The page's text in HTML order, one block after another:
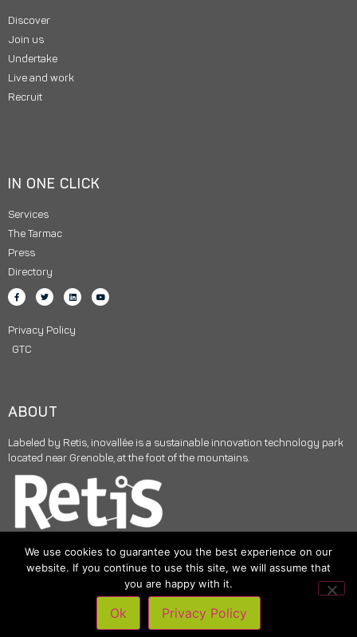
Discover
Join us
Undertake
Live and work
Recruit
IN ONE CLICK
Services
The Tarmac
Press
Directory
Privacy Policy
GTC
ABOUT
Labeled by Retis, inovallée is a sustainable innovation technology park
located near Grenoble, at the foot of the mountains.
support by Skyloud
We use cookies to guarantee you the best experience on our
website. If you continue to use this site, we will assume that
you are happy with it.
Ok Privacy Policy